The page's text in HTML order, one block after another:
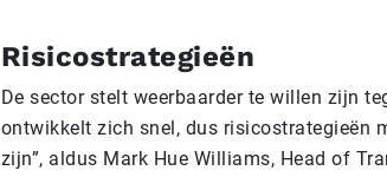
Risicostrategieën
De sector stelt weerbaarder te willen zijn
ontwikkelt zich snel, dus risicostrategieën
zijn”, aldus Mark Hue Williams, Head of